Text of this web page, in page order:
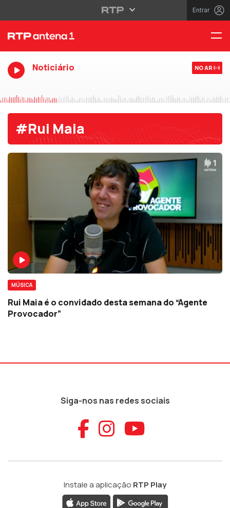
Entrar
Noticiário NO AR
#Rui Maia
MÚSICA
Rui Maia é o convidado desta semana do “Agente
Provocador”
Siga-nos nas redes sociais
Aceder ao
Aceder ao
Aceder
Instale a aplicação RTP Play